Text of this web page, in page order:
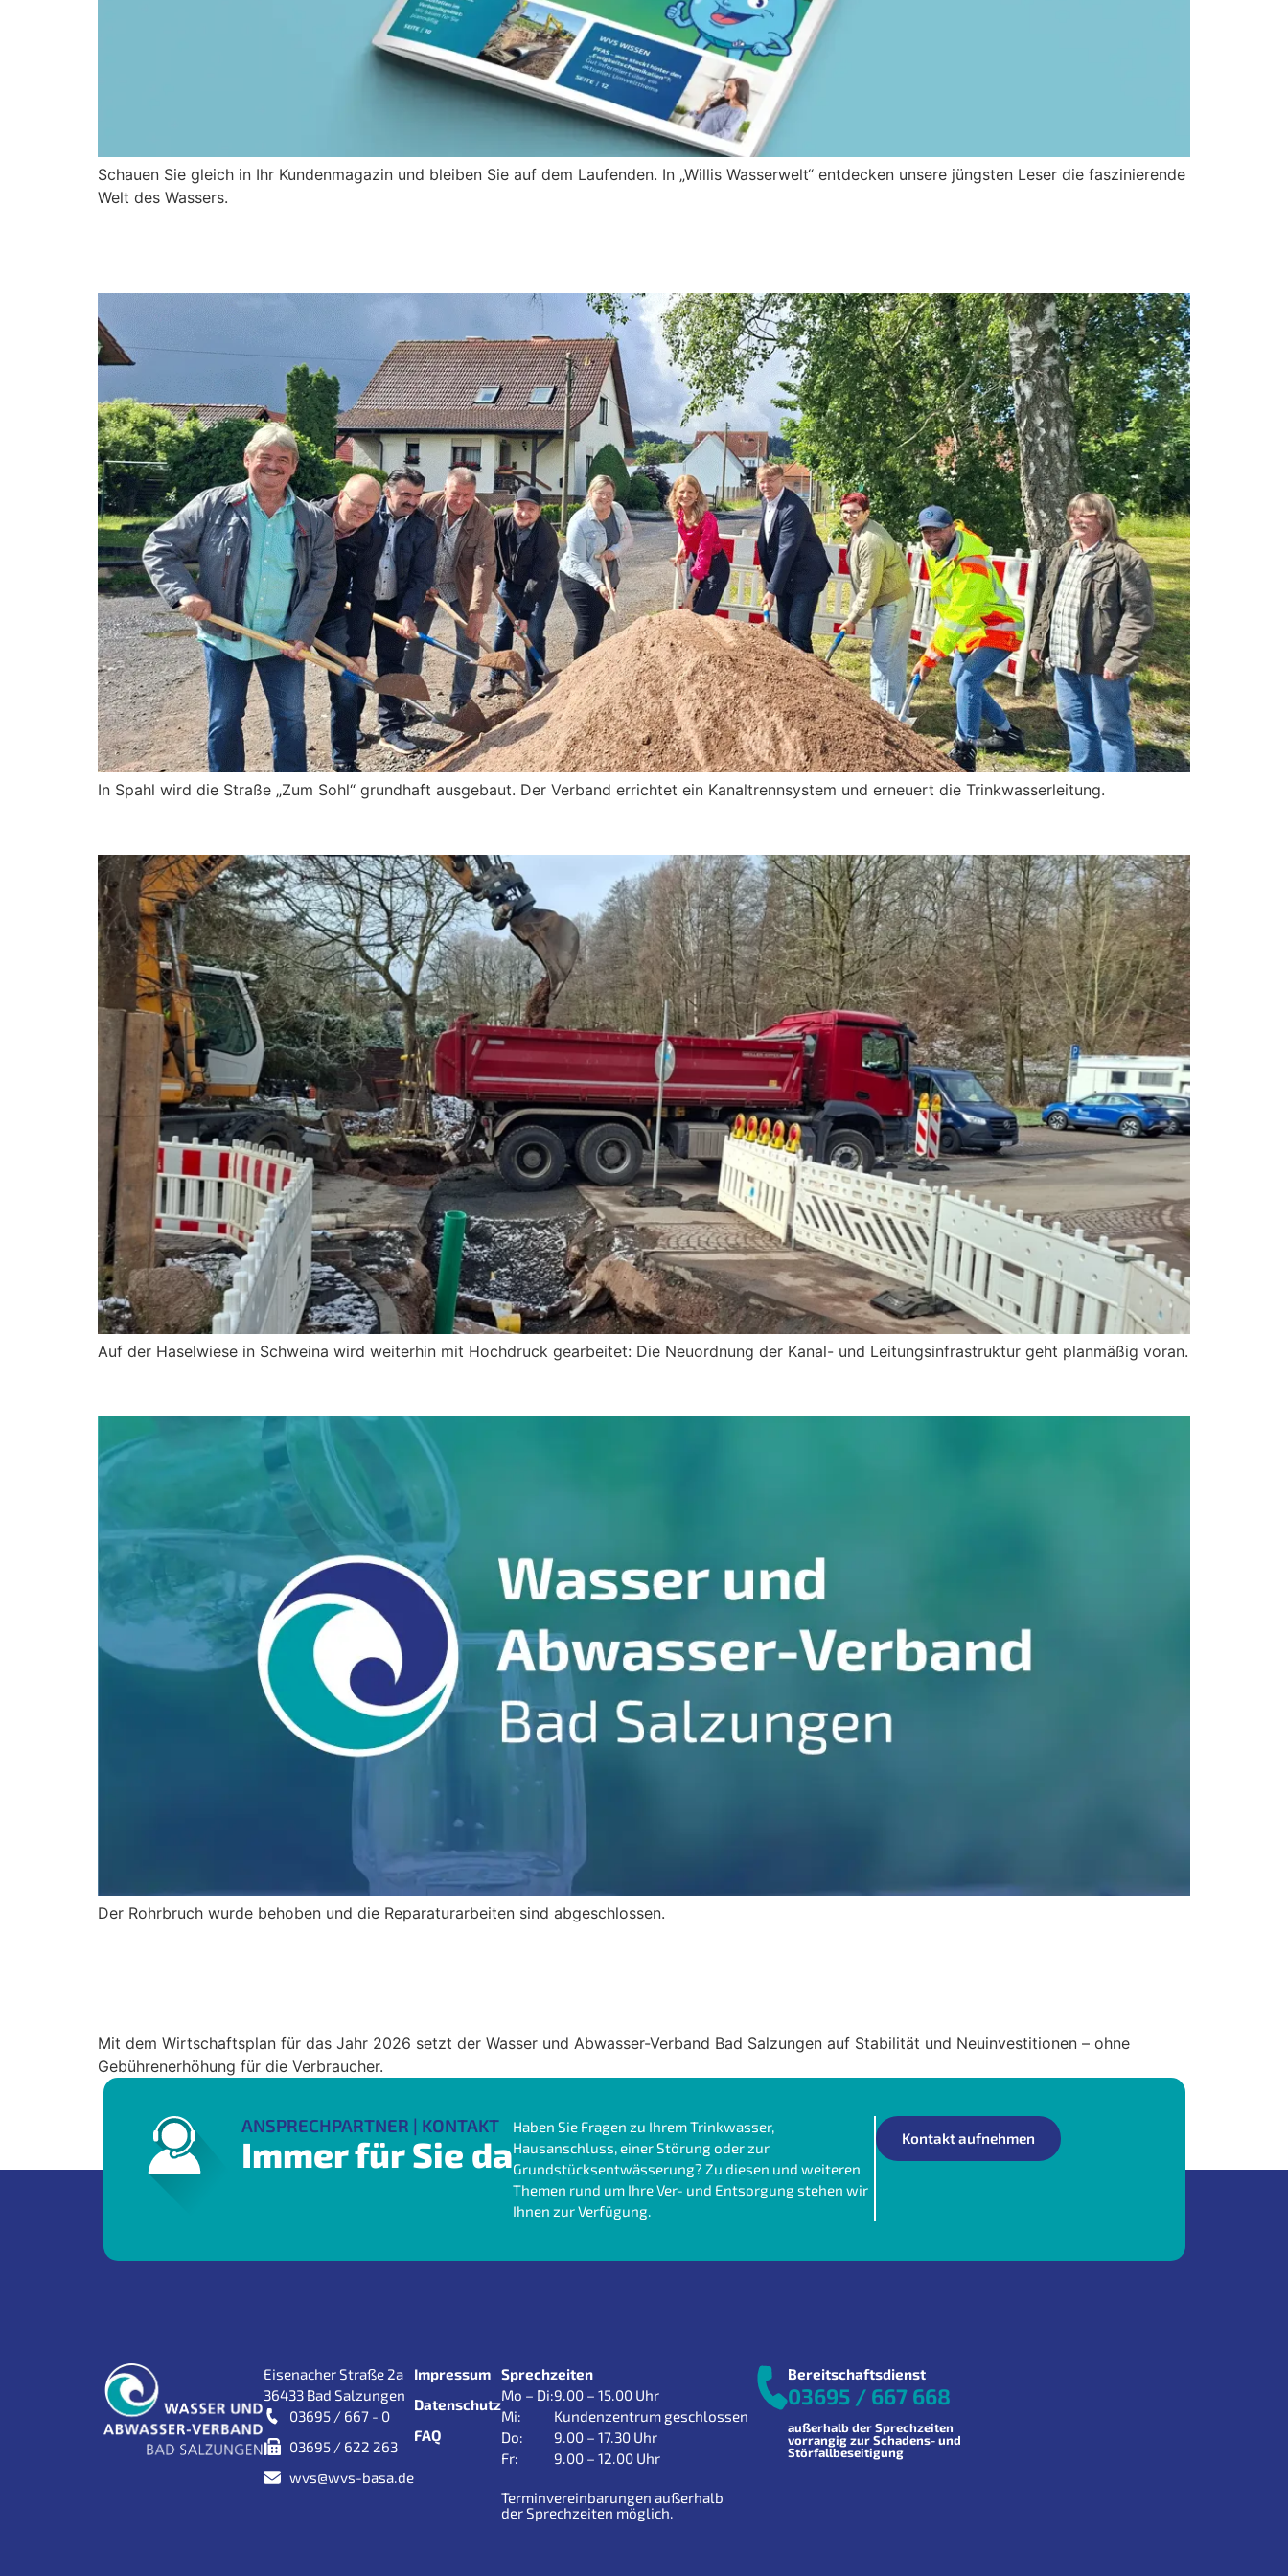
Schauen Sie gleich in Ihr Kundenmagazin und bleiben Sie auf dem Laufenden. In „Willis Wasserwelt“ entdecken unsere jüngsten Leser die faszinierende
Welt des Wassers.
In Spahl wird die Straße „Zum Sohl“ grundhaft ausgebaut. Der Verband errichtet ein Kanaltrennsystem und erneuert die Trinkwasserleitung.
Auf der Haselwiese in Schweina wird weiterhin mit Hochdruck gearbeitet: Die Neuordnung der Kanal- und Leitungsinfrastruktur geht planmäßig voran.
Der Rohrbruch wurde behoben und die Reparaturarbeiten sind abgeschlossen.
Mit dem Wirtschaftsplan für das Jahr 2026 setzt der Wasser und Abwasser-Verband Bad Salzungen auf Stabilität und Neuinvestitionen – ohne
Gebührenerhöhung für die Verbraucher.
ANSPRECHPARTNER | KONTAKT
Immer für Sie da
Haben Sie Fragen zu Ihrem Trinkwasser,
Hausanschluss, einer Störung oder zur
Grundstücksentwässerung? Zu diesen und weiteren
Themen rund um Ihre Ver- und Entsorgung stehen wir
Ihnen zur Verfügung.
Kontakt aufnehmen
Eisenacher Straße 2a
36433 Bad Salzungen
03695 / 667 - 0
03695 / 622 263
wvs@wvs-basa.de
Impressum
Datenschutz
FAQ
Sprechzeiten
Mo – Di:
Mi:
Do:
Fr:
9.00 – 15.00 Uhr
Kundenzentrum geschlossen
9.00 – 17.30 Uhr
9.00 – 12.00 Uhr
Terminvereinbarungen außerhalb
der Sprechzeiten möglich.
Bereitschaftsdienst
03695 / 667 668
außerhalb der Sprechzeiten
vorrangig zur Schadens- und
Störfallbeseitigung